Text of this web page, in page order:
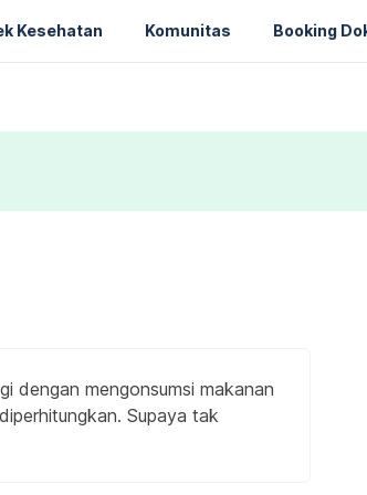
Kesehatan Komunitas Booking
dengan mengonsumsi makanan
Supaya tak